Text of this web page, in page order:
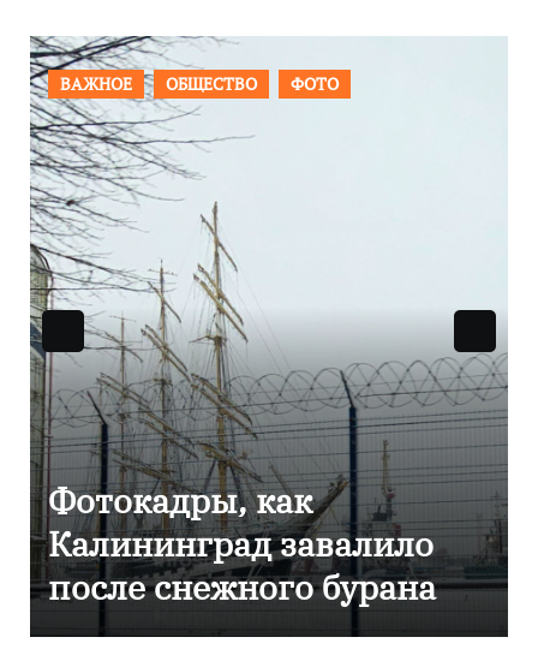
ПРОИСШЕСТВИЯ ФОТО
Фоторепортаж как в
Калининграде
эвакуировали ТЦ из-за
сообщения о